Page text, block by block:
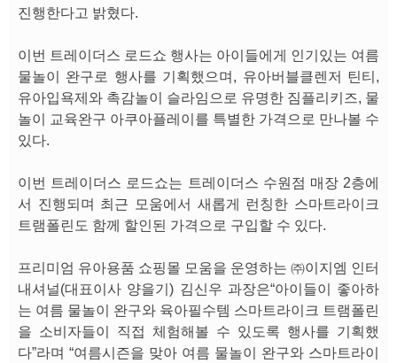
진행한다고 밝혔다.
이번 트레이더스 로드쇼 행사는 아이들에게 인기있는 여름
물놀이 완구로 행사를 기획했으며, 유아버블클렌저 틴티,
유아입욕제와 촉감놀이 슬라임으로 유명한 짐플리키즈, 물
놀이 교육완구 아쿠아플레이를 특별한 가격으로 만나볼 수
있다.
이번 트레이더스 로드쇼는 트레이더스 수원점 매장 2층에
서 진행되며 최근 모움에서 새롭게 런칭한 스마트라이크
트램폴린도 함께 할인된 가격으로 구입할 수 있다.
프리미엄 유아용품 쇼핑몰 모움을 운영하는 ㈜이지엠 인터
내셔널(대표이사 양을기) 김신우 과장은“아이들이 좋아하
는 여름 물놀이 완구와 육아필수템 스마트라이크 트램폴린
을 소비자들이 직접 체험해볼 수 있도록 행사를 기획했
다”라며 “여름시즌을 맞아 여름 물놀이 완구와 스마트라이